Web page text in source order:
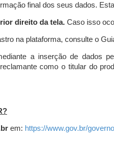
final dos seus dados.
direito da tela. Caso isso
na plataforma, consulte o
a inserção de dados
como o titular do
em: https://www.gov.br/